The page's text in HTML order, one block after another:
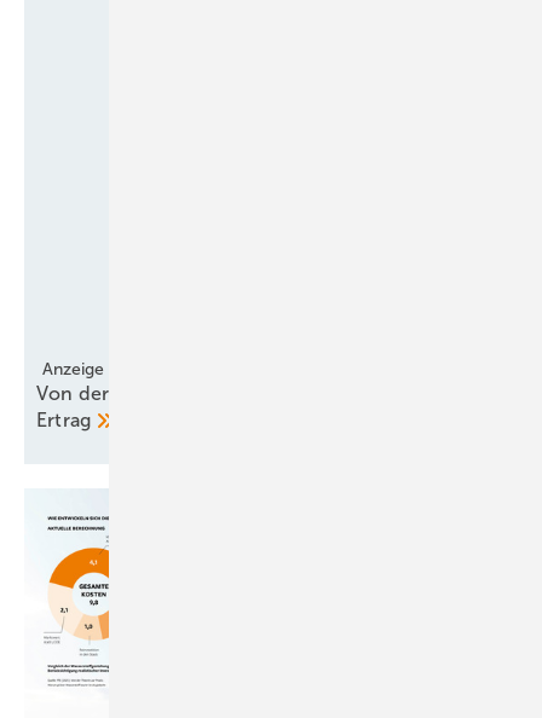
Anzeige
Von der Eule gelernt – verschluckter Schall, mehr
Ertrag